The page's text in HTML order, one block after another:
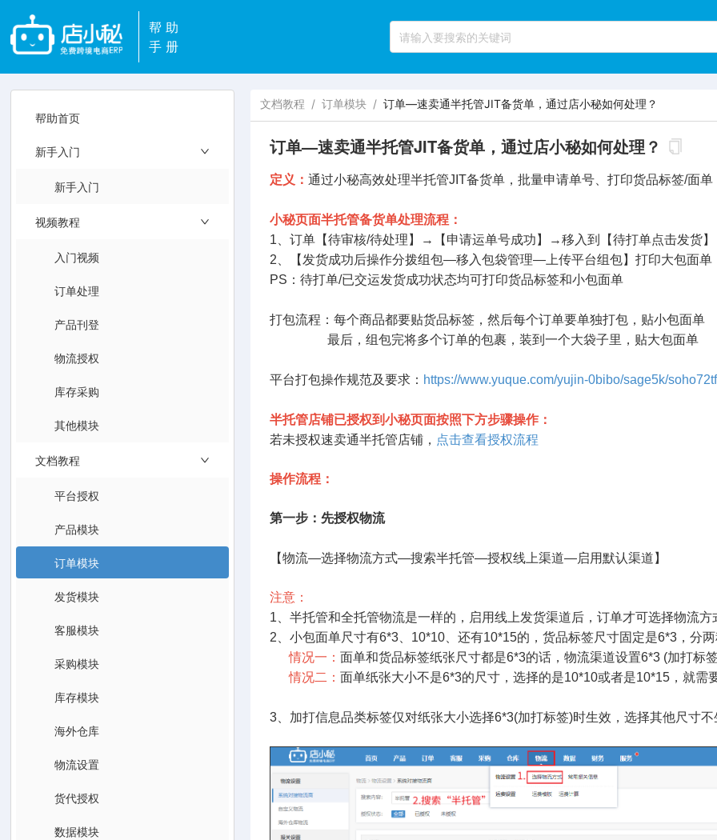
帮助
手册
帮助首页
新手入门
新手入门
视频教程
入门视频
订单处理
产品刊登
物流授权
库存采购
其他模块
文档教程
平台授权
产品模块
订单模块
发货模块
客服模块
采购模块
库存模块
海外仓库
物流设置
货代授权
数据模块
文档教程 / 订单模块 / 订单—速卖通半托管JIT备货单，通过店小秘如何处理？
订单—速卖通半托管JIT备货单，通过店小秘如何处理？
定义：通过小秘高效处理半托管JIT备货单，批量申请单号、打印货品标签/面
小秘页面半托管备货单处理流程：
1、订单【待审核/待处理】→【申请运单号成功】→移入到【待打单点击发货】
2、【发货成功后操作分拨组包—移入包袋管理—上传平台组包】打印大包面单
PS：待打单/已交运发货成功状态均可打印货品标签和小包面单
打包流程：每个商品都要贴货品标签，然后每个订单要单独打包，贴小包面单
最后，组包完将多个订单的包裹，装到一个大袋子里，贴大包面单
平台打包操作规范及要求 ： https://www.yuque.com/yujin-0bibo/sage5k/
半托管店铺已授权到小秘页面按照下方步骤操作：
若未授权速卖通半托管店铺， 点击查看授权流程
操作流程：
第一步：先授权物流
【物流—选择物流方式—搜索半托管—授权线上渠道—启用默认渠道】
注意：
1、半托管和全托管物流是一样的，启用线上发货渠道后，订单才可选择物流方
2、小包面单尺寸有6*3、10*10、还有10*15的，货品标签尺寸固定是6*3，分
情况一：面单和货品标签纸张尺寸都是6*3的话，物流渠道设置6*3 (加打标
情况二：面单纸张大小不是6*3的尺寸，选择的是10*10或者是10*15，就需
3、加打信息品类标签仅对纸张大小选择6*3(加打标签)时生效，选择其他尺寸不